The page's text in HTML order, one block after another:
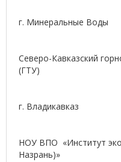
г. Минеральные Воды
Северо-Кавказский
(ГТУ)
г. Владикавказ
НОУ ВПО «Институт
Назрань)»